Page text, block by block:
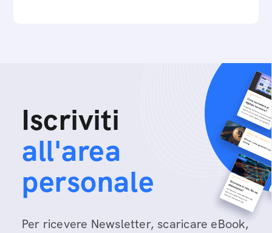
Iscriviti
all'area
personale
Per ricevere Newsletter, scaricare eBook,